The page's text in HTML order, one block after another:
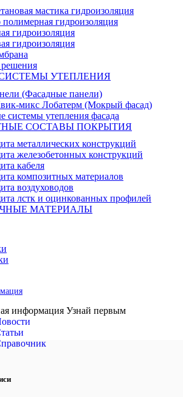
мастика гидроизоляция
гидроизоляция
гидроизоляция
гидроизоляция
УТЕПЛЕНИЯ
(Фасадные панели)
микс Лобатерм (Мокрый фасад)
системы утепления фасада
СОСТАВЫ ПОКРЫТИЯ
металлических конструкций
железобетонных конструкций
кабеля
композитных материалов
воздуховодов
лстк и оцинкованных профилей
МАТЕРИАЛЫ
информация Узнай первым